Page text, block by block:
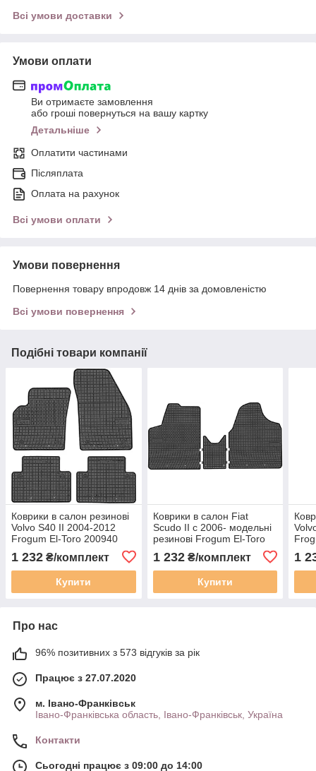
Всі умови доставки
Умови оплати
Ви отримаєте замовлення
або гроші повернуться на вашу картку
Детальніше
Оплатити частинами
Післяплата
Оплата на рахунок
Всі умови оплати
Умови повернення
Повернення товару впродовж 14 днів за домовленістю
Всі умови повернення
Подібні товари компанії
Коврики в салон резинові
Volvo S40 II 2004-2012
Frogum El-Toro 200940
1 232 ₴/комплект
Купити
Коврики в салон Fiat
Scudo II c 2006- модельні
резинові Frogum El-Toro
1 232₴/комплект
Купити
1
Про нас
96% позитивних з 573 відгуків за рік
Працює з 27.07.2020
м. Івано-Франківськ
Івано-Франківська область, Івано-Франківськ, Україна
Контакти
Сьогодні працює з 09:00 до 14:00